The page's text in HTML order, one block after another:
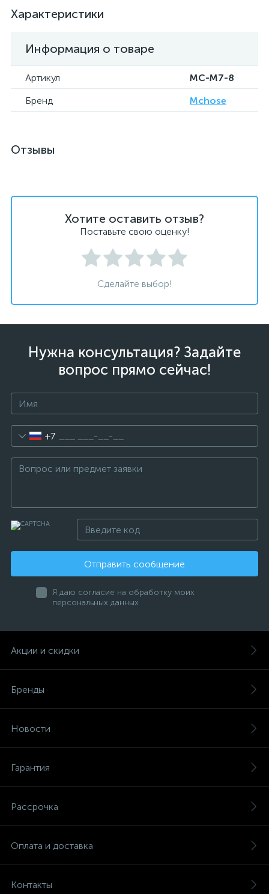
Характеристики
Информация о товаре
Артикул
MC-M7-8
Бренд
Mchose
Отзывы
Хотите оставить отзыв?
Поставьте свою оценку!
Сделайте выбор!
Нужна консультация? Задайте
вопрос прямо сейчас!
+7
Отправить сообщение
Я даю согласие на обработку моих
персональных данных
Акции и скидки
Бренды
Новости
Гарантия
Рассрочка
Оплата и доставка
Контакты